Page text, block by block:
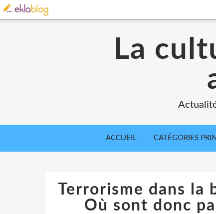
La
ACCUEIL CATÉGORIES
Terrorisme dans la
Où sont donc